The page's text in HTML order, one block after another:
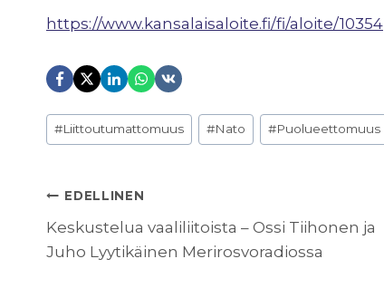
https://www.kansalaisaloite.fi/fi/aloite/10354
Avainsanat:
#Liittoutumattomuus #Nato #Puolueettomuus
ARTIKKELIEN
SELAUS
EDELLINEN
Keskustelua vaaliliitoista – Ossi Tiihonen ja
Juho Lyytikäinen Merirosvoradiossa